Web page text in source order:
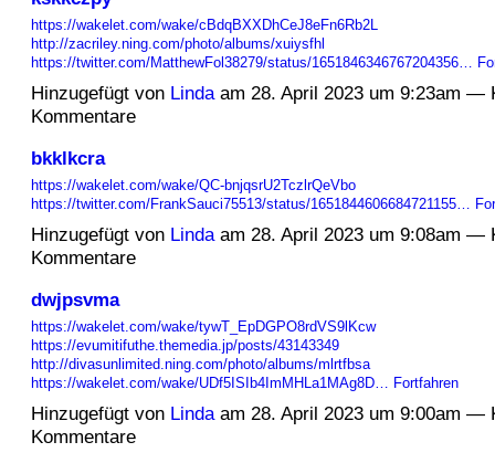
https://wakelet.com/wake/cBdqBXXDhCeJ8eFn6Rb2L
http://zacriley.ning.com/photo/albums/xuiysfhl
https://twitter.com/MatthewFol38279/status/1651846346767204356…
Hinzugefügt von Lindaam 28. April 2023 um 9:23am —
Kommentare
bkklkcra
https://wakelet.com/wake/QC-bnjqsrU2TczlrQeVbo
https://twitter.com/FrankSauci75513/status/1651844606684721155…
Hinzugefügt von Lindaam 28. April 2023 um 9:08am —
Kommentare
dwjpsvma
https://wakelet.com/wake/tywT_EpDGPO8rdVS9lKcw
https://evumitifuthe.themedia.jp/posts/43143349
http://divasunlimited.ning.com/photo/albums/mlrtfbsa
https://wakelet.com/wake/UDf5ISIb4ImMHLa1MAg8D… Fortfahren
Hinzugefügt von Lindaam 28. April 2023 um 9:00am —
Kommentare